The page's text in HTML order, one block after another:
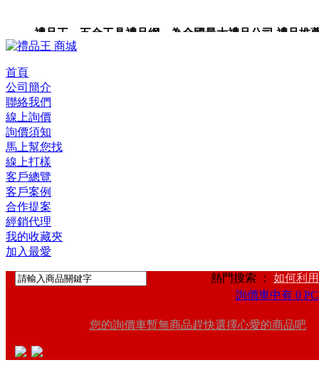
禮品王 五金工具禮品網 為全國最大禮品公司,禮品推
禮品卡,企業禮品,禮品小物,高級禮品,禮品網站。
首頁
公司簡介
聯絡我們
線上詢價
詢價須知
馬上幫您找
線上打樣
客戶總覽
客戶案例
合作提案
經銷代理
我的收藏夾
加入最愛
熱門搜索 ： 如何利
詢價車中有 0
您的詢價車暫無商品趕快選擇心愛的商品吧